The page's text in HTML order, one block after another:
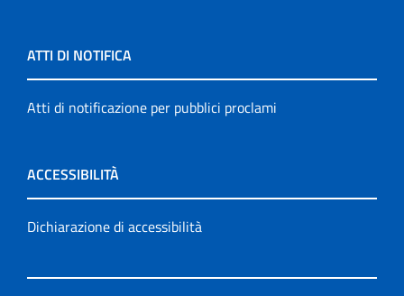
ATTI DI NOTIFICA
Atti di notificazione per pubblici proclami
ACCESSIBILITÀ
Dichiarazione di accessibilità